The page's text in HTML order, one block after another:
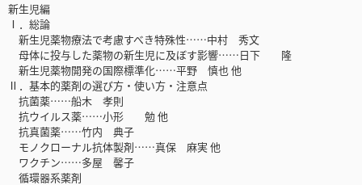
新生児編
Ⅰ．総論
新生児薬物療法で考慮すべき特殊性……中村 秀文
母体に投与した薬物の新生児に及ぼす影響……日下 隆
新生児薬物開発の国際標準化……平野 慎也 他
Ⅱ．基本的薬剤の選び方・使い方・注意点
抗菌薬……船木 孝則
抗ウイルス薬……小形 勉 他
抗真菌薬……竹内 典子
モノクローナル抗体製剤……真保 麻実 他
ワクチン……多屋 馨子
循環器系薬剤